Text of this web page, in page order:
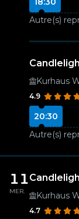
Autre(s)
Kurhaus
4.9
20:30
Autre(s)
11
MER. Kurhaus
4.7